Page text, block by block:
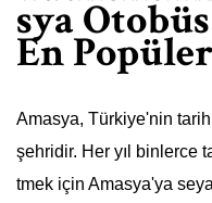
sya
En
Amasya, Türkiye'nin
şehridir. Her yıl binlerce
tmek için Amasya'ya